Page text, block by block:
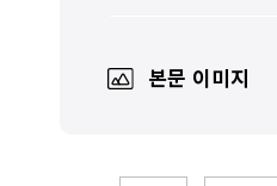
본문 이미지